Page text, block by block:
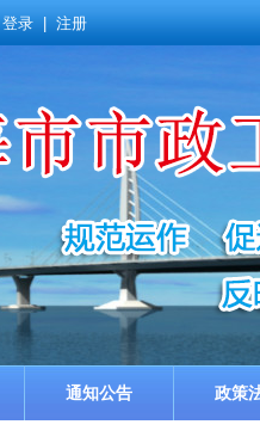
登录 注册
通知公告 政策